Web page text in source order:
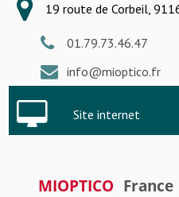
19 route de Corbeil,
01.79.73.46.47
info@mioptico.fr
Site internet
MIOPTICO